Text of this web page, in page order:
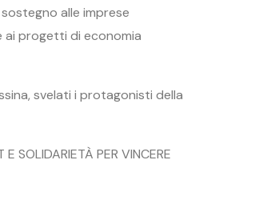
alle imprese
ai progetti di economia
svelati i protagonisti della
E SOLIDARIETÀ PER VINCERE